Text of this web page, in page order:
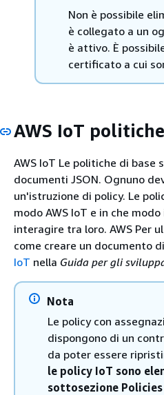
Non è possibile
è collegato a un
è attivo. È
certificato a cui
AWS IoT politiche
AWS IoT Le politiche di
documenti JSON. Ognuno
un'istruzione di policy. Le
modo AWS IoT e in che
interagire tra loro. AWS Per
come creare un documento
IoT nella Guida per gli
Nota
Le policy con
dispongono di un
da poter essere
le policy IoT sono
sottosezione